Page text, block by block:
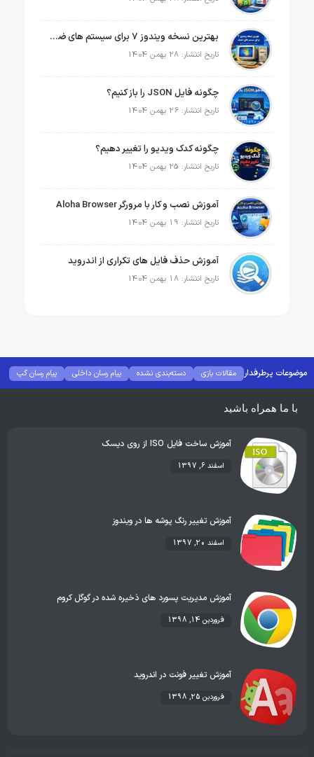
بهترین نسخه ویندوز 7 برای سیستم های ضعیف
تاریخ انتشار: 28 بهمن 1404
چگونه فایل JSON را باز کنیم؟
تاریخ انتشار: 26 بهمن 1404
چگونه کدک ویدیو را تغییر دهیم؟
تاریخ انتشار: 25 بهمن 1404
آموزش نصب و کار با مرورگر Aloha Browser
تاریخ انتشار: 19 بهمن 1404
آموزش حذف فایل های تکراری از اندروید
تاریخ انتشار: 18 بهمن 1404
موضوعات پرطرفدار مقالات بازی دسته‌بندی نشده پیام رسان داخلی
پیام رسان گپ
بهترین گجت ها
هوش مصنوعی
رفع خطا و ارور
با ما همراه باشید
آموزش ساخت فایل ISO از روی دیسک
اسفند 6, 1397
آموزش تغییر رنگ پوشه ها در ویندوز
اسفند 20, 1397
آموزش مدیریت پسورد های ذخیره شده در گوگل کروم
فروردین 14, 1398
آموزش تغییر فونت در اندروید
فروردین 25, 1398